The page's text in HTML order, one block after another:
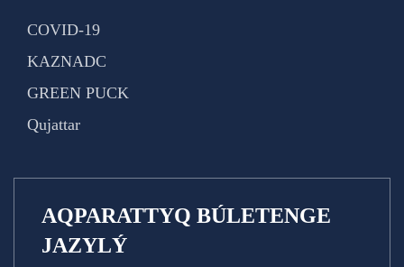
COVID-19
KAZNADC
GREEN PUCK
Qujattar
AQPARATTYQ BÚLETENGE
JAZYLÝ